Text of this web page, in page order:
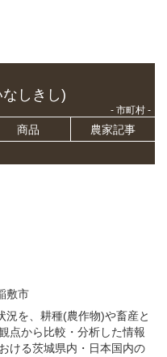
なしきし)
- 市町村 -
商品
農家記事
敷市
況を、耕種(農作物)や畜産と
点から比較・分析した情報
ける茨城県内・日本国内の